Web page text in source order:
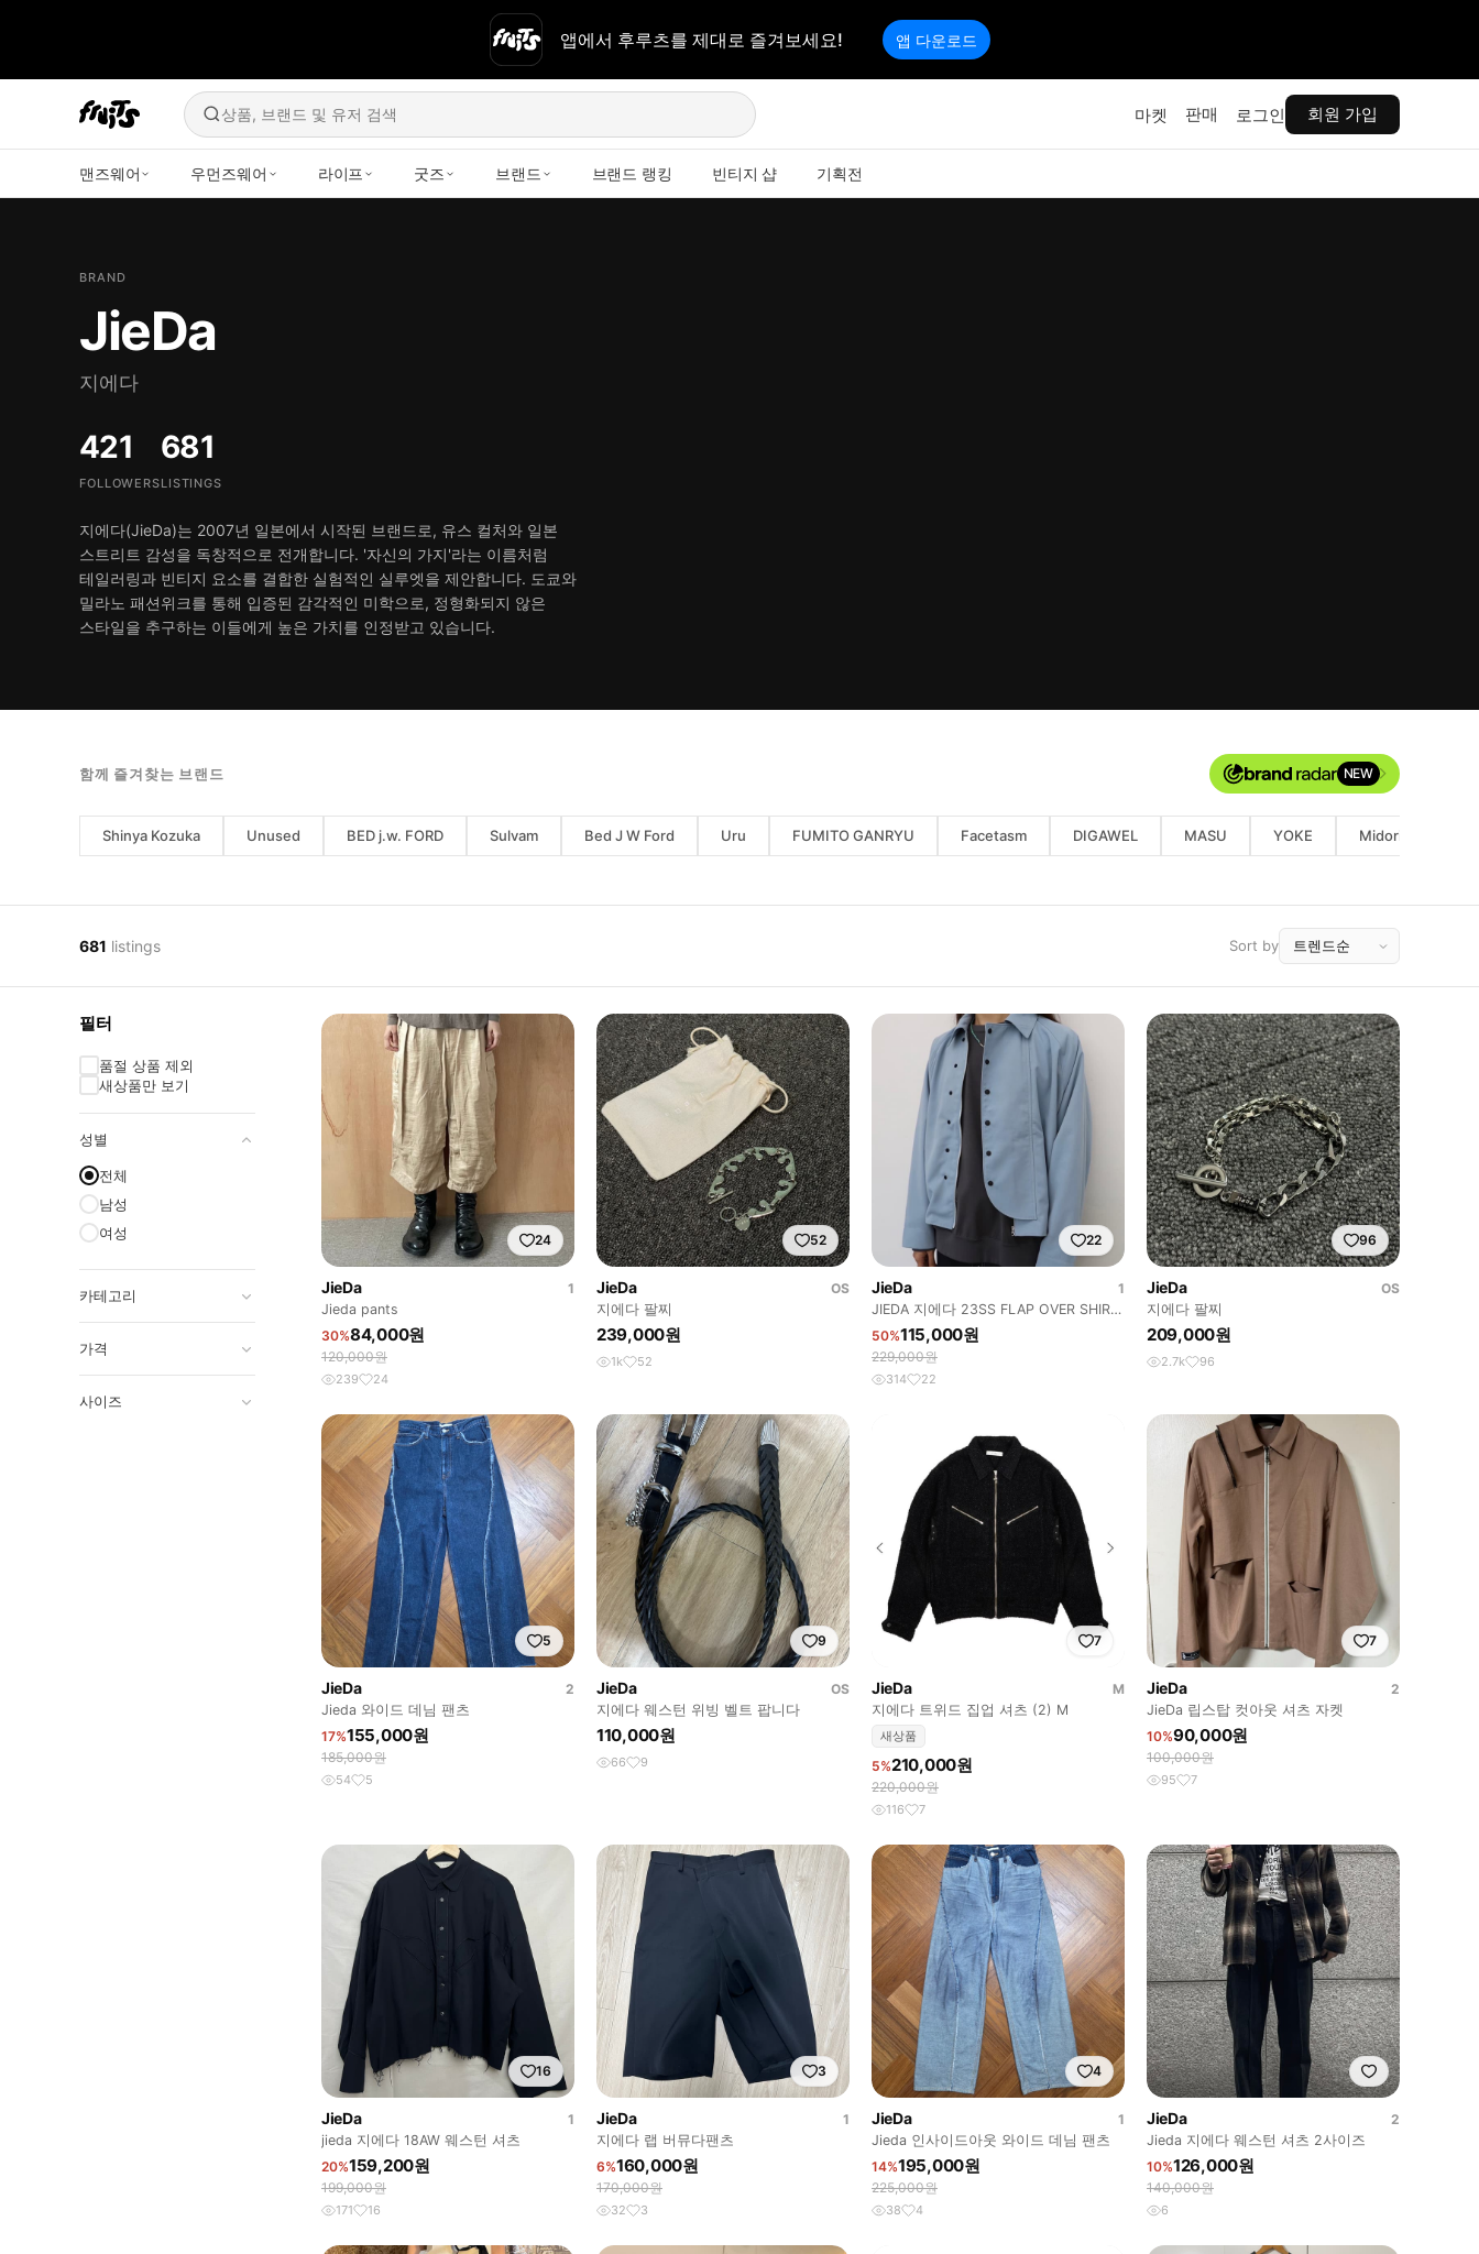
앱에서 후루츠를 제대로 즐겨보세요! 앱 다운로드
상품, 브랜드 및 유저 검색 마켓 판매 로그인 회원 가입
맨즈웨어 우먼즈웨어 라이프 굿즈 브랜드 브랜드 랭킹 빈티지 샵 기획전
BRAND
JieDa
지에다
421
FOLLOWERS
681
LISTINGS
지에다(JieDa)는 2007년 일본에서 시작된 브랜드로, 유스 컬처와 일본
스트리트 감성을 독창적으로 전개합니다. '자신의 가지'라는 이름처럼
테일러링과 빈티지 요소를 결합한 실험적인 실루엣을 제안합니다. 도쿄와
밀라노 패션위크를 통해 입증된 감각적인 미학으로, 정형화되지 않은
스타일을 추구하는 이들에게 높은 가치를 인정받고 있습니다.
함께 즐겨찾는 브랜드 NEW
Shinya Kozuka Unused BED j.w. FORD Sulvam Bed J W Ford Uru FUMITO GANRYU Facetasm DIGAWEL MASU YOKE Midorikawa
681 listings Sort by
필터
품절 상품 제외
새상품만 보기
성별
전체
남성
여성
카테고리
가격
사이즈
24
JieDa
1
Jieda pants
30%84,000원
120,000원
239 24
52
JieDa
OS
지에다 팔찌
239,000원
1k 52
22
JieDa
1
JIEDA 지에다 23SS FLAP OVER SHIRT
JACKET
50%115,000원
229,000원
314 22
96
JieDa
OS
지에다 팔찌
209,000원
2.7k 96
5
JieDa
2
Jieda 와이드 데님 팬츠
17%155,000원
185,000원
54 5
9
JieDa
OS
지에다 웨스턴 위빙 벨트 팝니다
110,000원
66 9
7
JieDa
M
지에다 트위드 집업 셔츠 (2) M
새상품
5%210,000원
220,000원
116 7
7
JieDa
2
JieDa 립스탑 컷아웃 셔츠 자켓
10%90,000원
100,000원
95 7
16
JieDa
1
jieda 지에다 18AW 웨스턴 셔츠
20%159,200원
199,000원
171 16
3
JieDa
1
지에다 랩 버뮤다팬츠
6%160,000원
170,000원
32 3
4
JieDa
1
Jieda 인사이드아웃 와이드 데님 팬츠
14%195,000원
225,000원
38 4
JieDa
2
Jieda 지에다 웨스턴 셔츠 2사이즈
10%126,000원
140,000원
6